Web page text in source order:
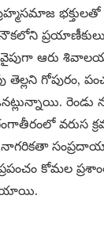
భక్తులతో
ఆరు
గోపురం,
రెండు
వరుస
నాగరికతా
కోమల